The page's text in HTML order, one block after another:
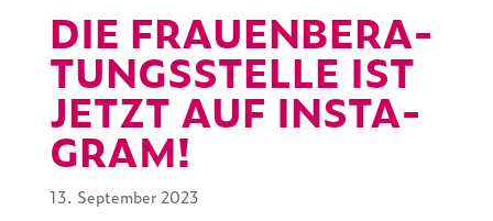
DIE FRAU­EN­BE­RA­
TUNGS­STELLE IST
JETZT AUF INSTA­
GRAM!
13. September 2023